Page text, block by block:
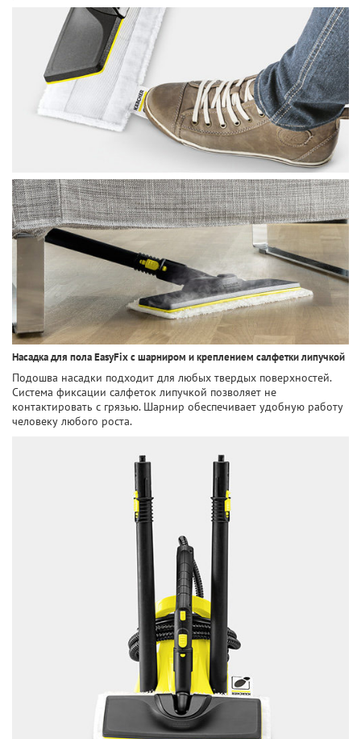
Насадка для пола EasyFix с шарниром и креплением салфетки липучкой
Подошва насадки подходит для любых твердых поверхностей.
Система фиксации салфеток липучкой позволяет не
контактировать с грязью. Шарнир обеспечивает удобную работу
человеку любого роста.